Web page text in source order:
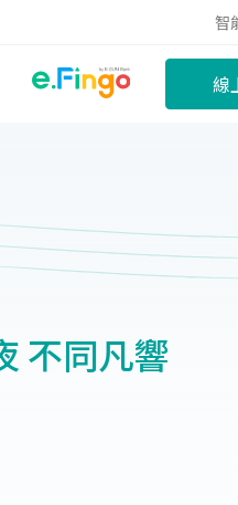
智
線
不同凡響